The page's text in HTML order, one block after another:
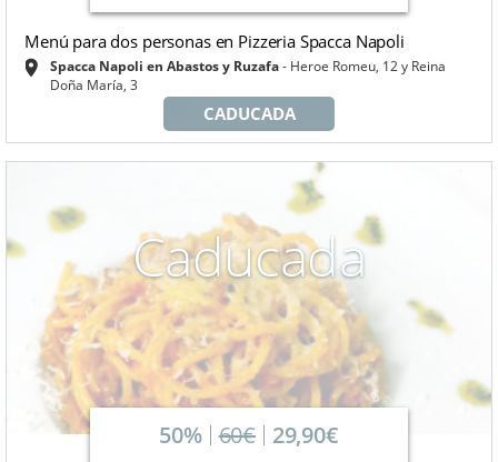
Menú para dos personas en Pizzeria Spacca Napoli
Spacca Napoli en Abastos y Ruzafa
Heroe Romeu, 12 y Reina
Doña María, 3
CADUCADA
Caducada
50% 60€ 29,90€